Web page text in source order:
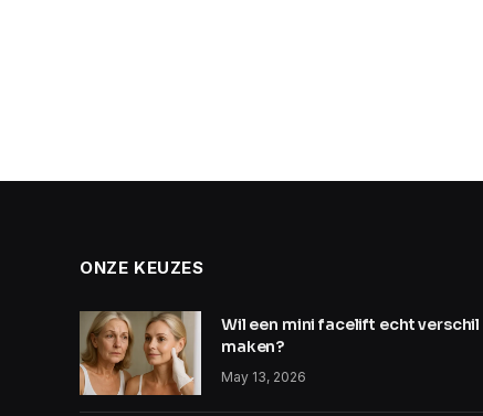
ONZE KEUZES
Wil een mini facelift echt verschil
maken?
May 13, 2026